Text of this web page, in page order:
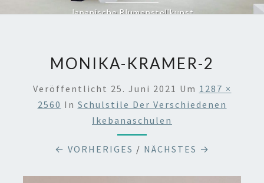
Japanische Blumenstellkunst
MONIKA-KRAMER-2
Veröffentlicht 25. Juni 2021 Um 1287 ×
2560 In Schulstile Der Verschiedenen
Ikebanaschulen
← VORHERIGES / NÄCHSTES →